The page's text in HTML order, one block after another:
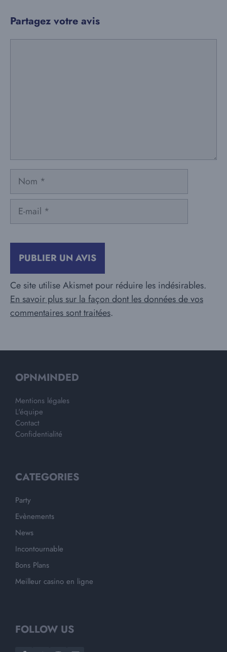
Partagez votre avis
Nom
Ce site utilise Akismet pour réduire les indésirables.
En savoir plus sur la façon dont les données de vos
commentaires sont traitées.
OPNMINDED
Mentions légales
L'équipe
Contact
Confidentialité
CATEGORIES
Party
Evènements
News
Incontournable
Bons Plans
Meilleur casino en ligne
FOLLOW US